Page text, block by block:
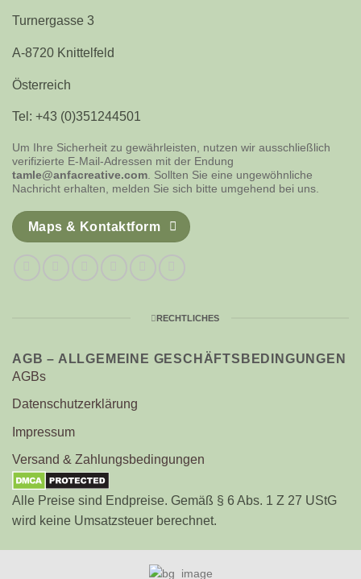
Turnergasse 3
A-8720 Knittelfeld
Österreich
Tel: +43 (0)351244501
Um Ihre Sicherheit zu gewährleisten, nutzen wir ausschließlich
verifizierte E-Mail-Adressen mit der Endung
tamle@anfacreative.com . Sollten Sie eine ungewöhnliche
Nachricht erhalten, melden Sie sich bitte umgehend bei uns.
Maps & Kontaktform
RECHTLICHES
AGB – ALLGEMEINE GESCHÄFTSBEDINGUNGEN
AGBs
Datenschutzerklärung
Impressum
Versand & Zahlungsbedingungen
Alle Preise sind Endpreise. Gemäß § 6 Abs. 1 Z 27 UStG
wird keine Umsatzsteuer berechnet.